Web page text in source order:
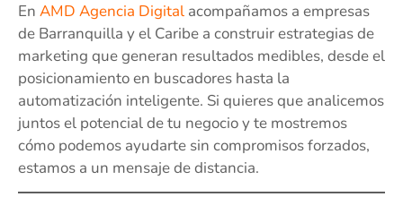
En AMD Agencia Digital acompañamos a empresas
de Barranquilla y el Caribe a construir estrategias de
marketing que generan resultados medibles, desde el
posicionamiento en buscadores hasta la
automatización inteligente. Si quieres que analicemos
juntos el potencial de tu negocio y te mostremos
cómo podemos ayudarte sin compromisos forzados,
estamos a un mensaje de distancia.